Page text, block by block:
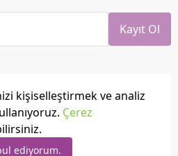
kişiselleştirmek ve analiz
Çerez
ediyorum.
Kayıt Ol
saklıdır.
by ikas